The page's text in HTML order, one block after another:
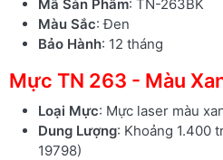
Mã Sản Phẩm: TN-263BK
Màu Sắc: Đen
Bảo Hành: 12 tháng
Mực TN 263 - Màu
Loại Mực: Mực laser màu
Dung Lượng: Khoảng 1.400
19798)